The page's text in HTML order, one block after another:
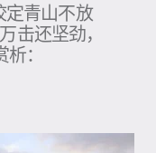
定青山不放
击还坚劲，
：